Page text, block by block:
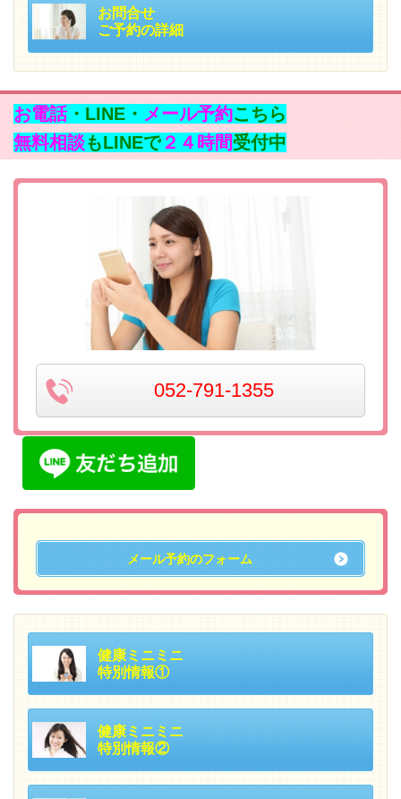
お問合せ
ご予約の詳細
お電話 ・LINE・ メール予約こちら
無料相談もLINEで ２４時間受付中
052-791-1355
メール予約のフォーム
健康ミニミニ
特別情報①
健康ミニミニ
特別情報②